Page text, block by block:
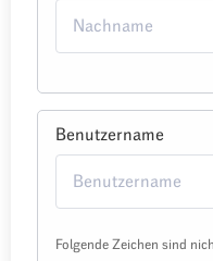
Benutzername
Folgende Zeichen sind